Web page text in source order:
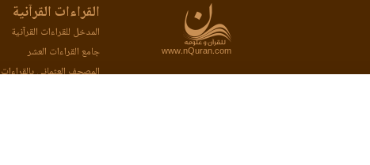
www.nQuran.com
القراءات القرآنية
المدخل للقراءات القرآنية
جامع القراءات العشر
المصحف العثماني بالقراءات